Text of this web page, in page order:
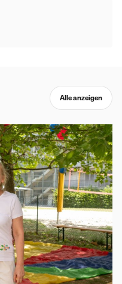
Alle anzeigen